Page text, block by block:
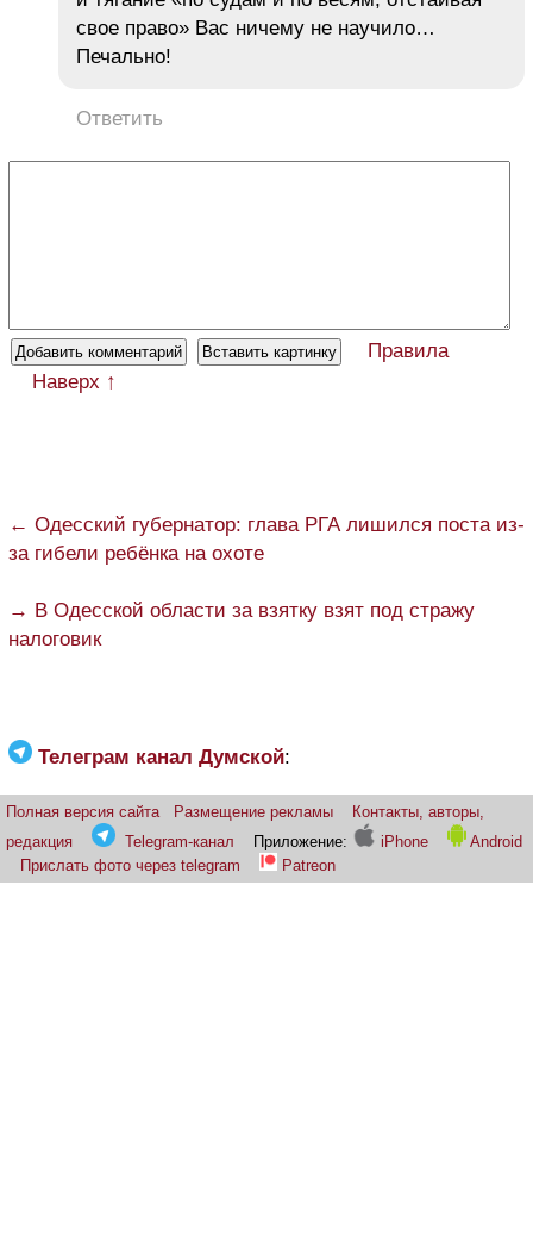
свое право» Вас ничему не научило…
Печально!
Ответить
Правила
Наверх ↑
← Одесский губернатор: глава РГА лишился поста из-
за гибели ребёнка на охоте
→ В Одесской области за взятку взят под стражу
налоговик
Телеграм канал Думской:
Полная версия сайта Размещение рекламы
Контакты, авторы,
редакция
Telegram-канал Приложение: iPhone
Android
Прислать фото через telegram
Patreon